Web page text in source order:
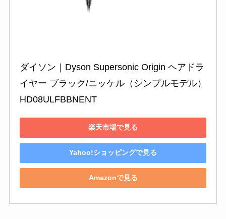
ダイソン｜Dyson Supersonic Origin ヘアドラ
イヤー ブラック/ニッケル（シンプルモデル）
HD08ULFBBNENT
楽天市場で見る
Yahoo!ショッピングで見る
Amazonで見る